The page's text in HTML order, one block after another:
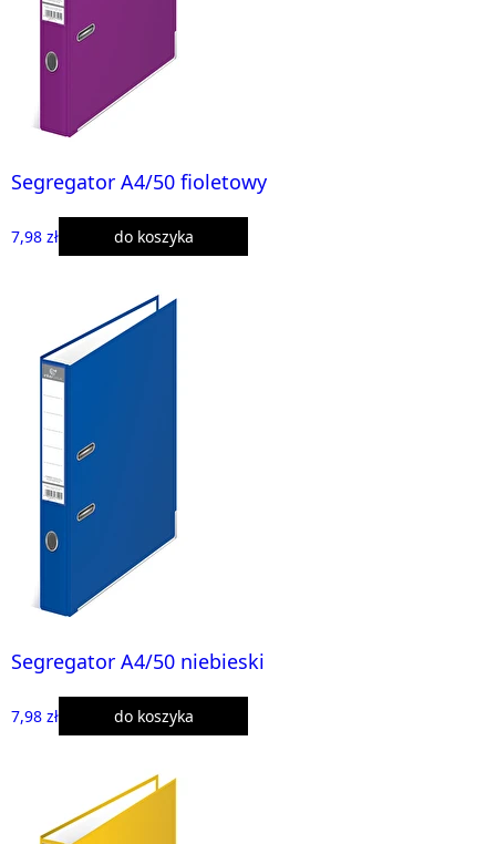
Segregator A4/50 fioletowy
7,98 zł do koszyka
Segregator A4/50 niebieski
7,98 zł do koszyka